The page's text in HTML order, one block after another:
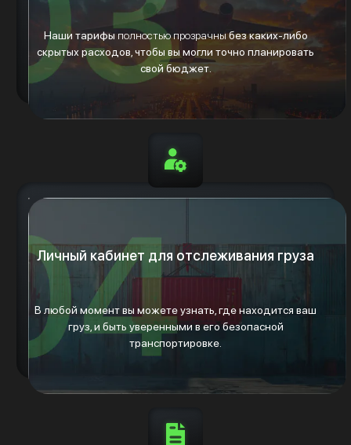
Наши тарифыполностью прозрачныбез каких-либо
скрытых расходов, чтобы вы могли точно планировать
свой бюджет.
Личный кабинет для отслеживания груза
В любой момент вы можете узнать, где находится ваш
груз, и быть уверенными в его безопасной
транспортировке.